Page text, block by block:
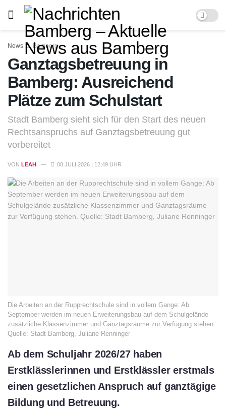
News Bamberg
Ganztagsbetreuung in
Bamberg: Ausreichend
Plätze zum Schulstart
Stadt Bamberg sieht sich für den Start des neuen
Rechtsanspruchs auf Ganztagsbetreuung gut
vorbereitet
VON LEAH 08.JULI.2026 | 12:49 UHR
Die Arbeiten an der Rupprechtschule sind in vollem Gange: Ab
September werden im neuen Erweiterungsbau auf dem Schulgelände
zusätzliche Klassenzimmer und Ganztagsräume zur Verfügung stehen.
Quelle: Stadt Bamberg, Juliane Renninger
Ab dem Schuljahr 2026/27 haben
Erstklässlerinnen und Erstklässler erstmals
einen gesetzlichen Anspruch auf ganztägige
Bildung und Betreuung.